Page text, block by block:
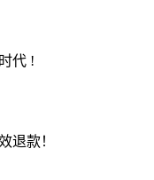
代 !
退款！